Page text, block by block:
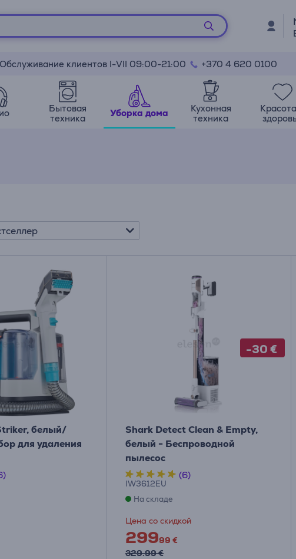
Обслуживание клиентов I-VII 09:00-21:00 +370 4 620 0100
Бытовая
техника
Уборка дома
Кухонная
техника
белый/
для удаления
-30 €
Shark Detect Clean & Empty,
белый - Беспроводной
пылесос
(6)
IW3612EU
На складе
Цена со скидкой
29999 €
329.99 €